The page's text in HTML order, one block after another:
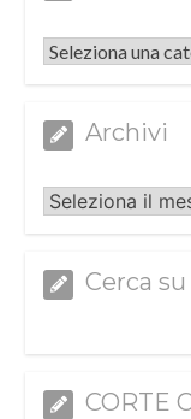
Categorie
Archivi
Archivi
Cerca
CORTE